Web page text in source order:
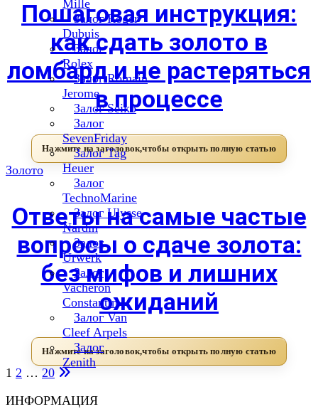
Mille
Залог Roger
Dubuis
Залог
Rolex
Залог Romain
Jerome
Залог Seiko
Залог
SevenFriday
Залог Tag
Heuer
Залог
TechnoMarine
Залог Ulysse
Nardin
Залог
Urwerk
Залог
Vacheron
Constantin
Залог Van
Cleef Arpels
Залог
Zenith
Пошаговая инструкция:
как сдать золото в
ломбард и не растеряться
в процессе
Золото
Ответы на самые частые
вопросы о сдаче золота:
без мифов и лишних
ожиданий
Пагинация
1 2 … 20
ИНФОРМАЦИЯ